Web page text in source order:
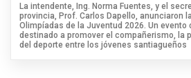
La intendente, Ing. Norma Fuentes, y el
provincia, Prof. Carlos Dapello, anunciaron
Olimpíadas de la Juventud 2026. Un evento
destinado a promover el compañerismo, la
del deporte entre los jóvenes santiagueños